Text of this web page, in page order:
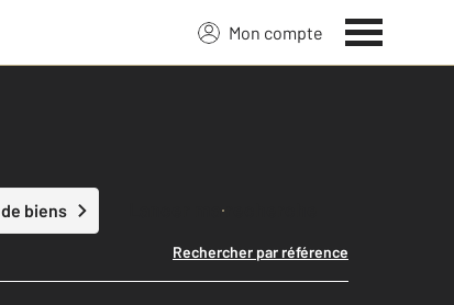
Mon compte
biens Lancer ma recherche
Rechercher par référence